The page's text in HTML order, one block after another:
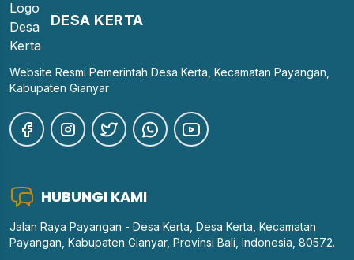
DESA KERTA
Website Resmi Pemerintah Desa Kerta, Kecamatan Payangan,
Kabupaten Gianyar
HUBUNGI KAMI
Jalan Raya Payangan - Desa Kerta, Desa Kerta, Kecamatan
Payangan, Kabupaten Gianyar, Provinsi Bali, Indonesia, 80572.